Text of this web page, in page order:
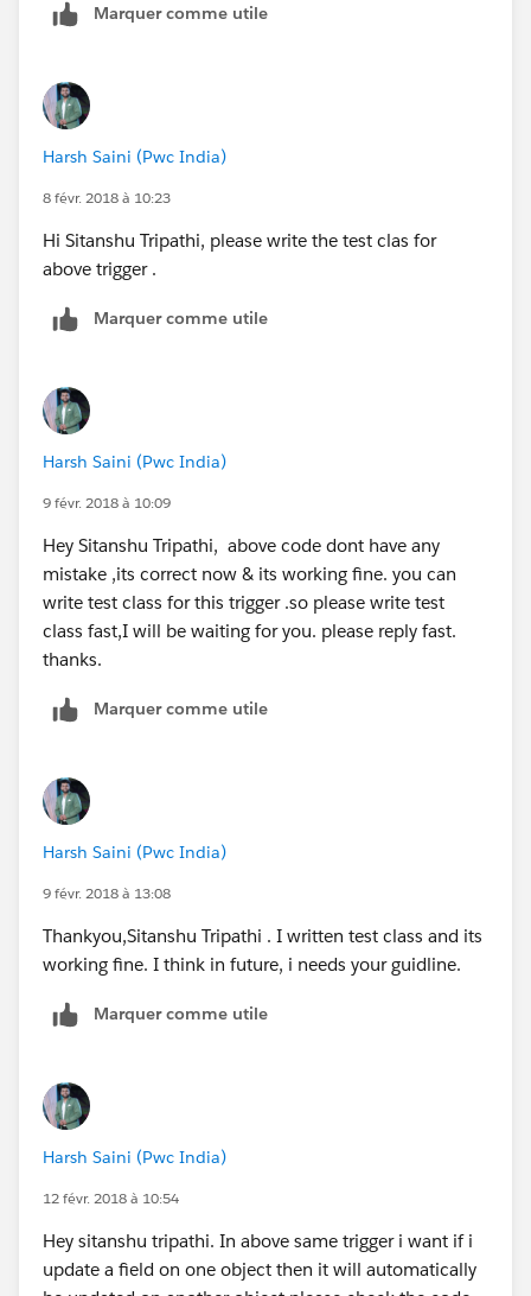
Marquer comme utile
Harsh Saini (Pwc India)
8 févr. 2018 à 10:23
Hi Sitanshu Tripathi, please write the test clas for
above trigger .
Marquer comme utile
Harsh Saini (Pwc India)
9 févr. 2018 à 10:09
Hey Sitanshu Tripathi, above code dont have any
mistake ,its correct now & its working fine. you can
write test class for this trigger .so please write test
class fast,I will be waiting for you. please reply fast.
thanks.
Marquer comme utile
Harsh Saini (Pwc India)
9 févr. 2018 à 13:08
Thankyou,Sitanshu Tripathi . I written test class and its
working fine. I think in future, i needs your guidline.
Marquer comme utile
Harsh Saini (Pwc India)
12 févr. 2018 à 10:54
Hey sitanshu tripathi. In above same trigger i want if i
update a field on one object then it will automatically